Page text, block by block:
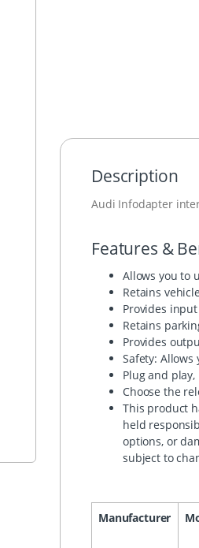
Description
Audi Infodapter
Features &
Allows you to
Retains
Provides
Retains
Provides
Safety:
Plug and
Choose the
This product
held
options, or
subject to
Manufacturer